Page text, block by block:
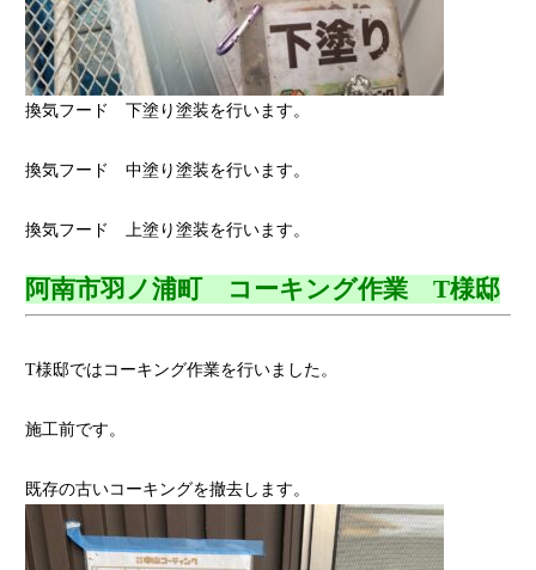
換気フード 下塗り塗装を行います。
換気フード 中塗り塗装を行います。
換気フード 上塗り塗装を行います。
阿南市羽ノ浦町 コーキング作業 T様邸
T様邸ではコーキング作業を行いました。
施工前です。
既存の古いコーキングを撤去します。